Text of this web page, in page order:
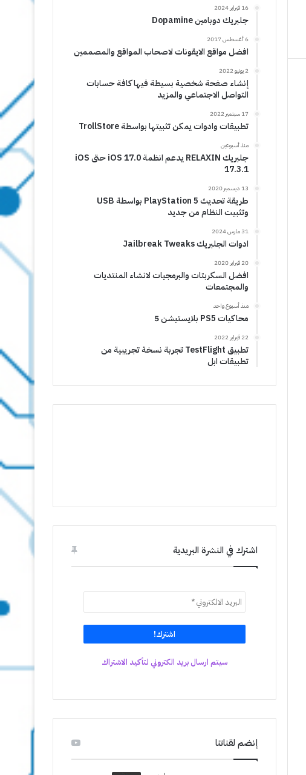
16 فبراير 2024
جلبريك دوبامين Dopamine
6 أغسطس 2017
افضل مواقع الايقونات لاصحاب المواقع والمصممين
2 يونيو 2022
إنشاء صفحة شخصية بسيطة فيها كافة حسابات
التواصل الاجتماعي والمزيد
17 سبتمبر 2022
تطبيقات وادوات يمكن تثبيتها بواسطة TrollStore
منذ أسبوعين
جلبريك RELAXIN يدعم انظمة iOS 17.0 حتى iOS
17.3.1
13 ديسمبر 2020
طريقة تحديث PlayStation 5 بواسطة USB
وتثبيت النظام من جديد
31 مارس 2024
ادوات الجلبريك Jailbreak Tweaks
20 فبراير 2020
افضل السكربتات والبرمجيات لانشاء المنتديات
والمجتمعات
منذ أسبوع واحد
محاكيات PS5 بلايستيشن 5
22 فبراير 2022
تطبيق TestFlight تجربة نسخة تجريبية من
تطبيقات ابل
اشترك في النشرة البريدية
سيتم ارسال بريد الكتروني لتأكيد الاشتراك
إنضم لقناتنا